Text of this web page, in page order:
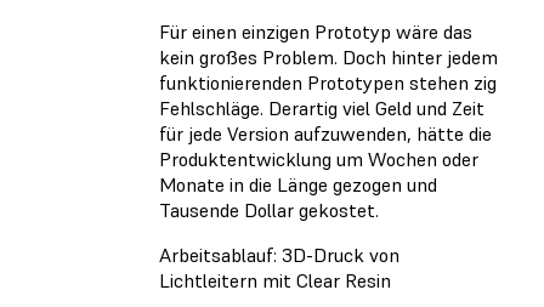
Für einen einzigen Prototyp wäre das
kein großes Problem. Doch hinter jedem
funktionierenden Prototypen stehen zig
Fehlschläge. Derartig viel Geld und Zeit
für jede Version aufzuwenden, hätte die
Produktentwicklung um Wochen oder
Monate in die Länge gezogen und
Tausende Dollar gekostet.
Arbeitsablauf: 3D-Druck von
Lichtleitern mit Clear Resin